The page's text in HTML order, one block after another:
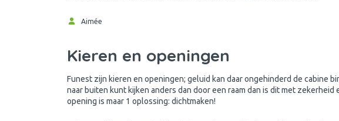
Aimée
Kieren en openingen
Funest zijn kieren en openingen; geluid kan daar ongehinderd de cabine
naar buiten kunt kijken anders dan door een raam dan is dit met
opening is maar 1 oplossing: dichtmaken!